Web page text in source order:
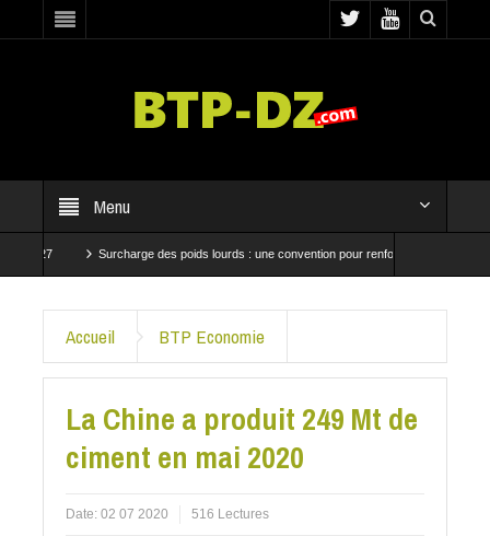
Menu
Surcharge des poids lourds : une convention pour renforcer les contrôles
Accueil BTP Economie
La Chine a produit 249 Mt de
ciment en mai 2020
Date: 02 07 2020 516 Lectures